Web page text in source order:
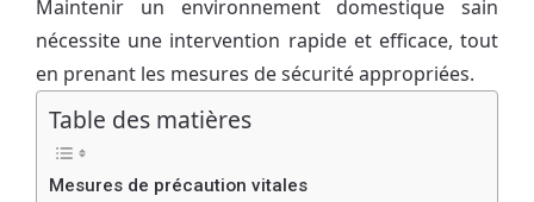
Maintenir un environnement domestique sain
nécessite une intervention rapide et efficace, tout
en prenant les mesures de sécurité appropriées.
Table des matières
Mesures de précaution vitales